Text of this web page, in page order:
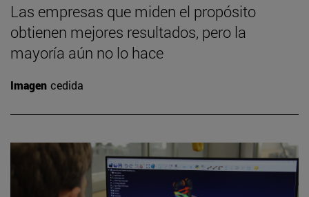
Las empresas que miden el propósito
obtienen mejores resultados, pero la
mayoría aún no lo hace
Imagen cedida